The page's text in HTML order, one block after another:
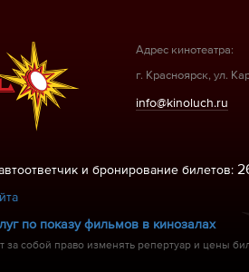
Адрес кинотеатра:
г. Красноярск, ул.
info@kinoluch.ru
и бронирование билетов:
по показу фильмов в кинозалах
за собой право изменять репертуар и цены